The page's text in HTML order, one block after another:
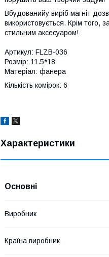
Вбудованийу виріб магніт
використовується. Крім того,
стильним аксесуаром!
Артикул: FLZB-036
Розмір: 11.5*18
Матеріал: фанера
Кількість комірок: 6
Характеристики
Основні
Виробник
Країна виробник